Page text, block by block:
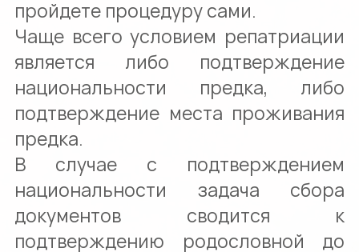
пройдете процедуру сами.
Чаще всего условием репатриации
является либо подтверждение
национальности предка, либо
подтверждение места проживания
предка.
В случае с подтверждением
национальности задача сбора
документов сводится к
подтверждению родословной до